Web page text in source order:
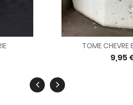
TOME CHEVRE
9,95